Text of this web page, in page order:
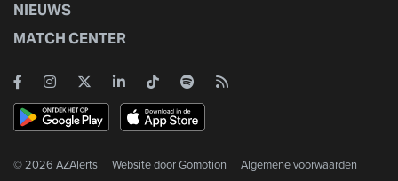
NIEUWS
MATCH CENTER
© 2026 AZAlerts Website doorGomotion
Algemene voorwaarden